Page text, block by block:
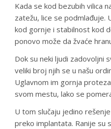
Kada se kod bezubih vilica
zatežu, lice se podmlađuje.
kod gornje i stabilnost kod
ponovo može da žvaće
Dok su neki ljudi zadovoljni
veliki broj njih se u našu
Uglavnom im gornja
svom mestu, lako se
U tom slučaju jedino
preko implantata. Ranije su